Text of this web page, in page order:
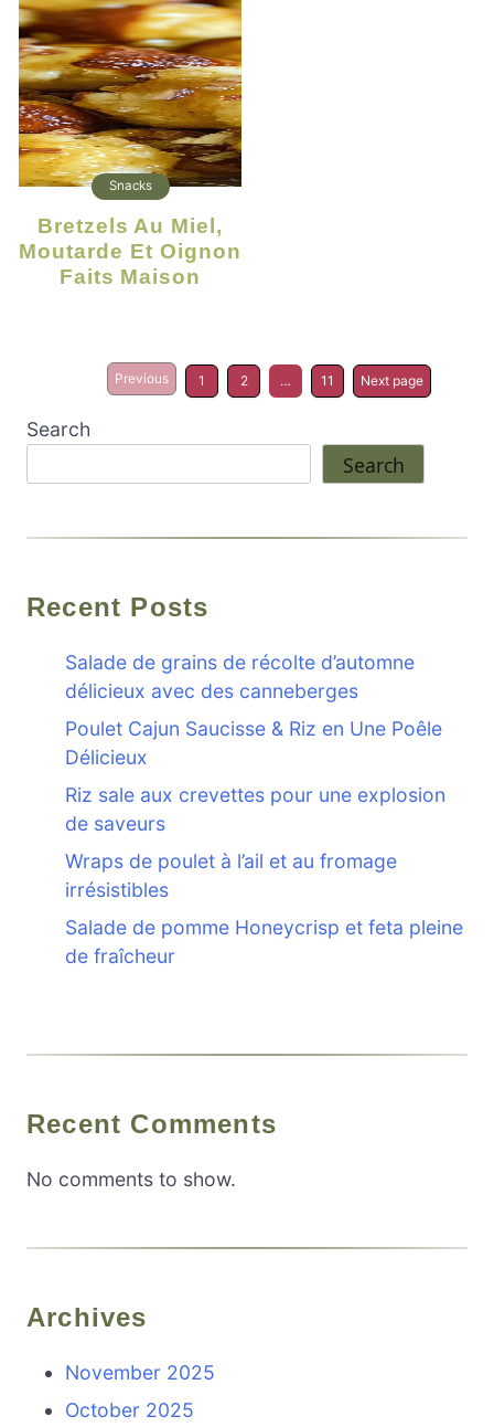
Snacks
Bretzels Au Miel,
Moutarde Et Oignon
Faits Maison
Previous 1 2 … 11 Next page
Search
Search
Recent Posts
Salade de grains de récolte d’automne
délicieux avec des canneberges
Poulet Cajun Saucisse & Riz en Une Poêle
Délicieux
Riz sale aux crevettes pour une explosion
de saveurs
Wraps de poulet à l’ail et au fromage
irrésistibles
Salade de pomme Honeycrisp et feta pleine
de fraîcheur
Recent Comments
No comments to show.
Archives
November 2025
October 2025